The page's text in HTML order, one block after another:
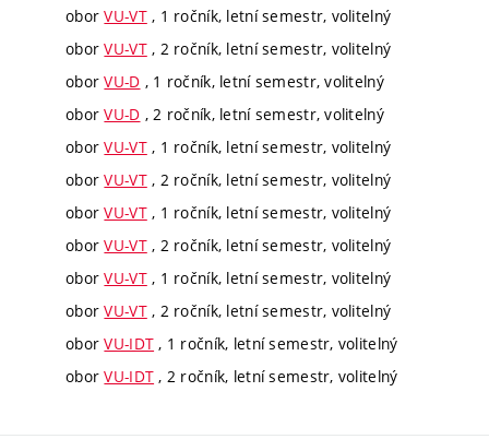
oborVU-VT, 1 ročník, letní semestr, volitelný
oborVU-VT, 2 ročník, letní semestr, volitelný
oborVU-D , 1 ročník, letní semestr, volitelný
oborVU-D , 2 ročník, letní semestr, volitelný
oborVU-VT, 1 ročník, letní semestr, volitelný
oborVU-VT, 2 ročník, letní semestr, volitelný
oborVU-VT, 1 ročník, letní semestr, volitelný
oborVU-VT, 2 ročník, letní semestr, volitelný
oborVU-VT, 1 ročník, letní semestr, volitelný
oborVU-VT, 2 ročník, letní semestr, volitelný
oborVU-IDT , 1 ročník, letní semestr, volitelný
oborVU-IDT , 2 ročník, letní semestr, volitelný